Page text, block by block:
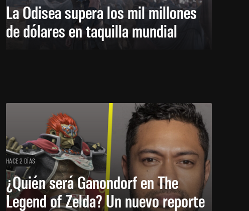
La Odisea supera los mil millones
de dólares en taquilla mundial
HACE 2 DÍAS
¿Quién será Ganondorf en The
Legend of Zelda? Un nuevo reporte